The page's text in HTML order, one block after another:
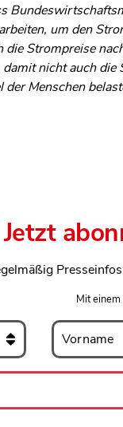
Bereich des
um den
die Strompreise
nicht auch
Menschen
Jetzt
Mit
Vorname
Vorname